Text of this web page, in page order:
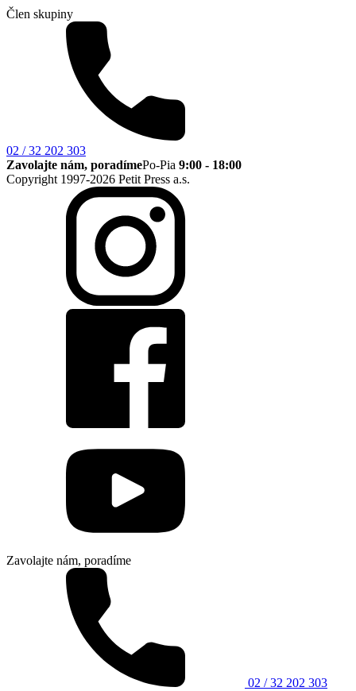
Člen skupiny
02 / 32 202 303
Zavolajte nám, poradímePo-Pia 9:00 - 18:00
Copyright 1997-2026 Petit Press a.s.
Zavolajte nám, poradíme
02 / 32 202 303